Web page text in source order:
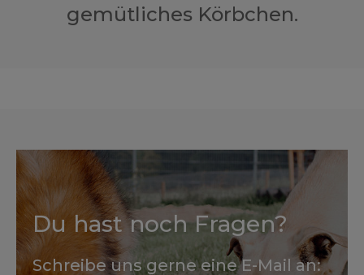
gemütliches Körbchen.
Du hast noch Fragen?
Schreibe uns gerne eine E-Mail an: